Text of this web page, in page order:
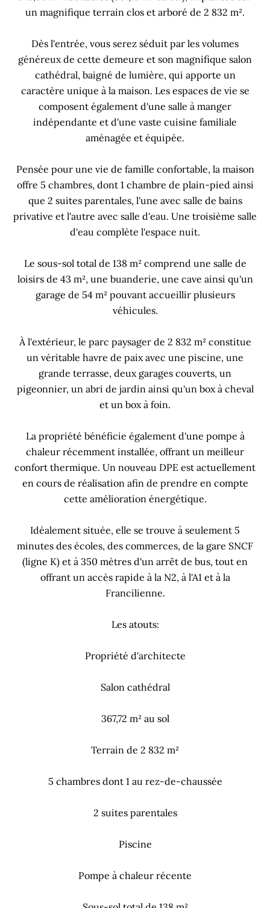
un magnifique terrain clos et arboré de 2 832 m².
Dès l'entrée, vous serez séduit par les volumes
généreux de cette demeure et son magnifique salon
cathédral, baigné de lumière, qui apporte un
caractère unique à la maison. Les espaces de vie se
composent également d'une salle à manger
indépendante et d'une vaste cuisine familiale
aménagée et équipée.
Pensée pour une vie de famille confortable, la maison
offre 5 chambres, dont 1 chambre de plain-pied ainsi
que 2 suites parentales, l'une avec salle de bains
privative et l'autre avec salle d'eau. Une troisième salle
d'eau complète l'espace nuit.
Le sous-sol total de 138 m² comprend une salle de
loisirs de 43 m², une buanderie, une cave ainsi qu'un
garage de 54 m² pouvant accueillir plusieurs
véhicules.
À l'extérieur, le parc paysager de 2 832 m² constitue
un véritable havre de paix avec une piscine, une
grande terrasse, deux garages couverts, un
pigeonnier, un abri de jardin ainsi qu'un box à cheval
et un box à foin.
La propriété bénéficie également d'une pompe à
chaleur récemment installée, offrant un meilleur
confort thermique. Un nouveau DPE est actuellement
en cours de réalisation afin de prendre en compte
cette amélioration énergétique.
Idéalement située, elle se trouve à seulement 5
minutes des écoles, des commerces, de la gare SNCF
(ligne K) et à 350 mètres d'un arrêt de bus, tout en
offrant un accès rapide à la N2, à l'A1 et à la
Francilienne.
Les atouts:
Propriété d'architecte
Salon cathédral
367,72 m² au sol
Terrain de 2 832 m²
5 chambres dont 1 au rez-de-chaussée
2 suites parentales
Piscine
Pompe à chaleur récente